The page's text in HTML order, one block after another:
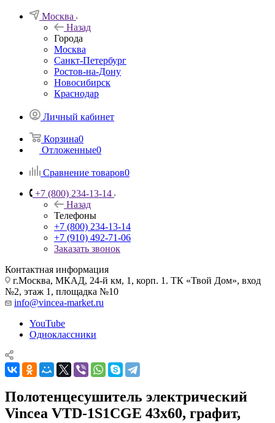
Москва
Назад
Города
Москва
Санкт-Петербург
Ростов-на-Дону
Новосибирск
Краснодар
Личный кабинет
Корзина0
Отложенные0
Сравнение товаров0
+7 (800) 234-13-14
Назад
Телефоны
+7 (800) 234-13-14
+7 (910) 492-71-06
Заказать звонок
Контактная информация
г.Москва, МКАД, 24-й км, 1, корп. 1. ТК «Твой Дом», вход
№2, этаж 1, площадка №10
info@vincea-market.ru
YouTube
Одноклассники
Полотенцесушитель электрический
Vincea VTD-1S1CGE 43x60, графит,